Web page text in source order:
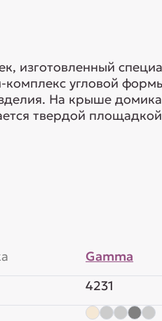
изготовленный
угловой
На крыше
твердой
Gamma
4231